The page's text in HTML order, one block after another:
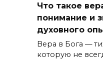
Что такое
понимание и
духовного
Вера в Бога —
которую не